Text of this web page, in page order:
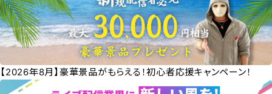
【2026年8月】豪華景品がもらえる！初心者応援キャンペーン！